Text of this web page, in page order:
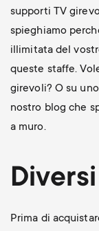
supporti TV
spieghiamo
illimitata del
queste staffe.
girevoli? O su
nostro blog che
a muro.
Prima di